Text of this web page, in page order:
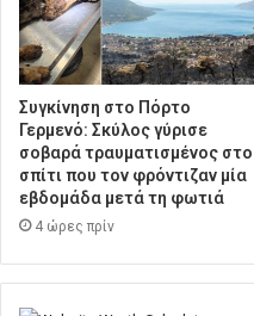
Συγκίνηση στο Πόρτο
Γερμενό: Σκύλος γύρισε
σοβαρά τραυματισμένος στο
σπίτι που τον φρόντιζαν μία
εβδομάδα μετά τη φωτιά
4 ώρες πρίν